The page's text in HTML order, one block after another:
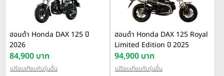
ฮอนด้า Honda DAX 125 ปี
2026
84,900 บาท
เปรียบเทียบกับรุ่นอื่น
ฮอนด้า Honda DAX 125 Royal
Limited Edition ปี 2025
94,900 บาท
เปรียบเทียบกับรุ่นอื่น